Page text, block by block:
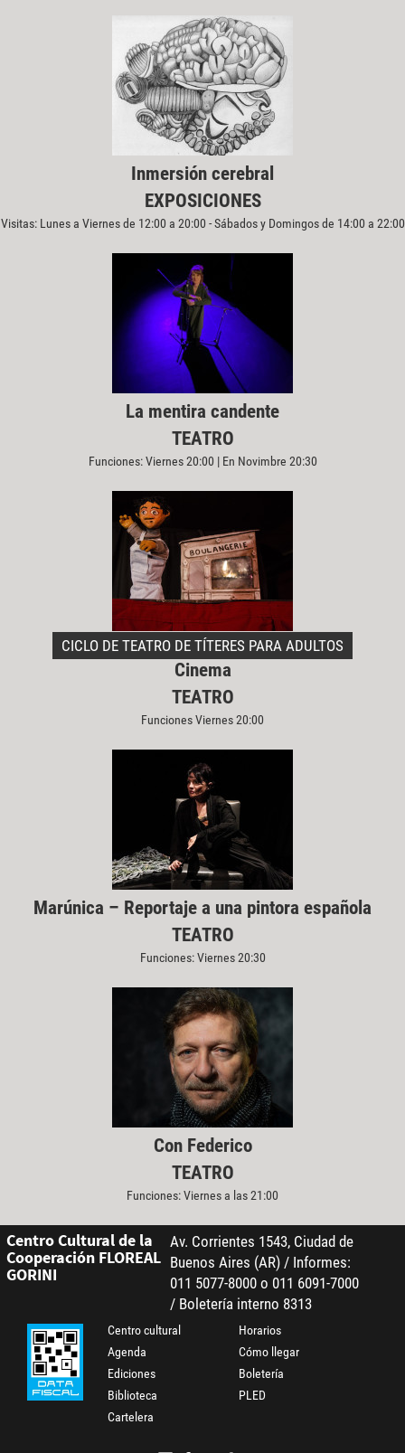
Inmersión cerebral
EXPOSICIONES
Visitas: Lunes a Viernes de 12:00 a 20:00 - Sábados y Domingos de 14:00 a 22:00
La mentira candente
TEATRO
Funciones: Viernes 20:00 | En Novimbre 20:30
CICLO DE TEATRO DE TÍTERES PARA ADULTOS
Cinema
TEATRO
Funciones Viernes 20:00
Marúnica – Reportaje a una pintora española
TEATRO
Funciones: Viernes 20:30
Con Federico
TEATRO
Funciones: Viernes a las 21:00
Centro Cultural de la
Cooperación FLOREAL
GORINI
Av. Corrientes 1543, Ciudad de
Buenos Aires (AR) / Informes:
011 5077-8000 o 011 6091-7000
/ Boletería interno 8313
Centro cultural
Agenda
Ediciones
Biblioteca
Cartelera
Horarios
Cómo llegar
Boletería
PLED